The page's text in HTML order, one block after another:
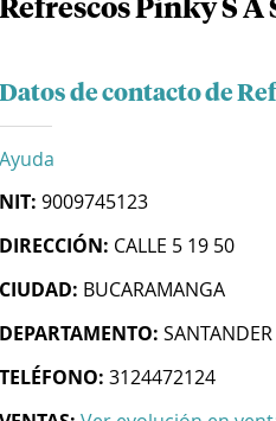
Refrescos Pinky S A
Datos de contacto de
Ayuda
NIT: 9009745123
DIRECCIÓN: CALLE 5 19 50
CIUDAD: BUCARAMANGA
DEPARTAMENTO: SANTANDER
TELÉFONO: 3124472124